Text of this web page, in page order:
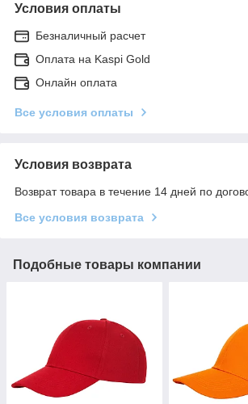
Условия оплаты
Безналичный расчет
Оплата на Kaspi Gold
Онлайн оплата
Все условия оплаты
Условия возврата
Возврат товара в течение 14 дней по
Все условия возврата
Подобные товары компании